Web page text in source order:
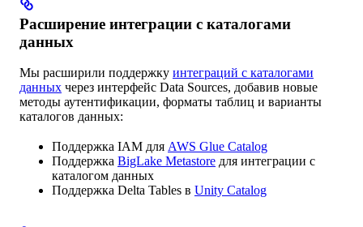
Расширение интеграции с каталогами
данных
Мы расширили поддержку интеграций с каталогами
данных через интерфейс Data Sources, добавив новые
методы аутентификации, форматы таблиц и варианты
каталогов данных:
Поддержка IAM для AWS Glue Catalog
Поддержка BigLake Metastore для интеграции с
каталогом данных
Поддержка Delta Tables в Unity Catalog